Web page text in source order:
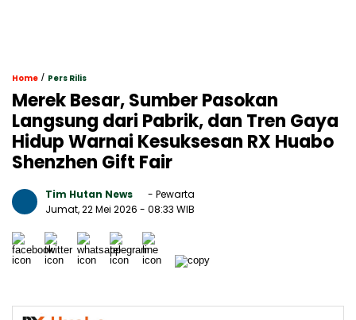
Home / Pers Rilis
Merek Besar, Sumber Pasokan
Langsung dari Pabrik, dan Tren Gaya
Hidup Warnai Kesuksesan RX Huabo
Shenzhen Gift Fair
Tim Hutan News
- Pewarta
Jumat, 22 Mei 2026 - 08:33 WIB